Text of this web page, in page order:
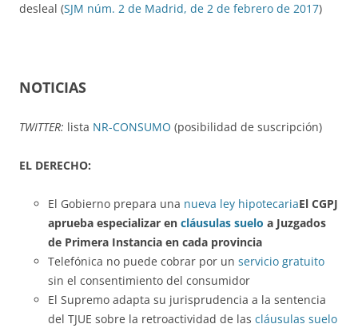
desleal (SJM núm. 2 de Madrid, de 2 de febrero de 2017)
NOTICIAS
TWITTER: lista NR-CONSUMO (posibilidad de suscripción)
EL DERECHO:
El Gobierno prepara una nueva ley hipotecariaEl CGPJ
aprueba especializar en cláusulas suelo a Juzgados
de Primera Instancia en cada provincia
Telefónica no puede cobrar por un servicio gratuito
sin el consentimiento del consumidor
El Supremo adapta su jurisprudencia a la sentencia
del TJUE sobre la retroactividad de las cláusulas suelo